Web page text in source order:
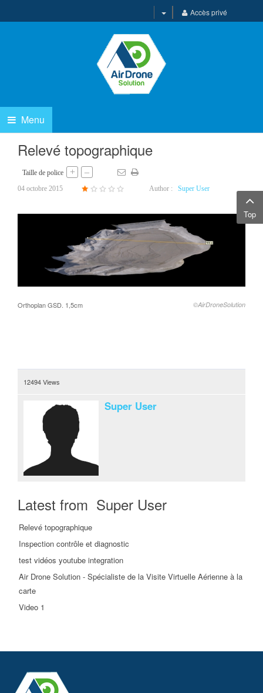
Accès privé
Menu
Relevé topographique
Taille de police + –
04 octobre 2015 Author : Super User
Orthoplan GSD. 1,5cm ©AirDroneSolution
12494 Views
Super User
Latest from Super User
Relevé topographique
Inspection contrôle et diagnostic
test vidéos youtube integration
Air Drone Solution - Spécialiste de la Visite Virtuelle Aérienne à la
carte
Video 1
Top